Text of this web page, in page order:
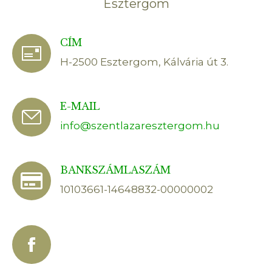
Esztergom
CÍM
H-2500 Esztergom, Kálvária út 3.
E-MAIL
info@szentlazaresztergom.hu
BANKSZÁMLASZÁM
10103661-14648832-00000002
Facebook